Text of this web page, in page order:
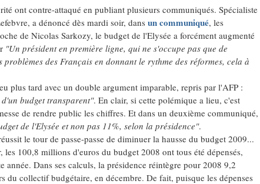
ont contre-attaqué en publiant plusieurs communiqués. Spécialiste
a dénoncé dès mardi soir, dans un communiqué, les
de Nicolas Sarkozy, le budget de l'Elysée a forcément augmenté
"Un président en première ligne, qui ne s'occupe pas que de
des Français en donnant le rythme des réformes, cela à
plus tard avec un double argument imparable, repris par l'AFP :
budget transparent". En clair, si cette polémique a lieu, c'est
de rendre public les chiffres. Et dans un deuxième communiqué,
de l'Elysée et non pas 11%, selon la présidence".
le tour de passe-passe de diminuer la hausse du budget 2009...
100,8 millions d'euros du budget 2008 ont tous été dépensés,
Dans ses calculs, la présidence réintègre pour 2008 9,2
du collectif budgétaire, en décembre. De fait, puisque les dépenses